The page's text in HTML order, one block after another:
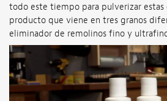
todo este tiempo para pulverizar estas
producto que viene en tres granos
eliminador de remolinos fino y